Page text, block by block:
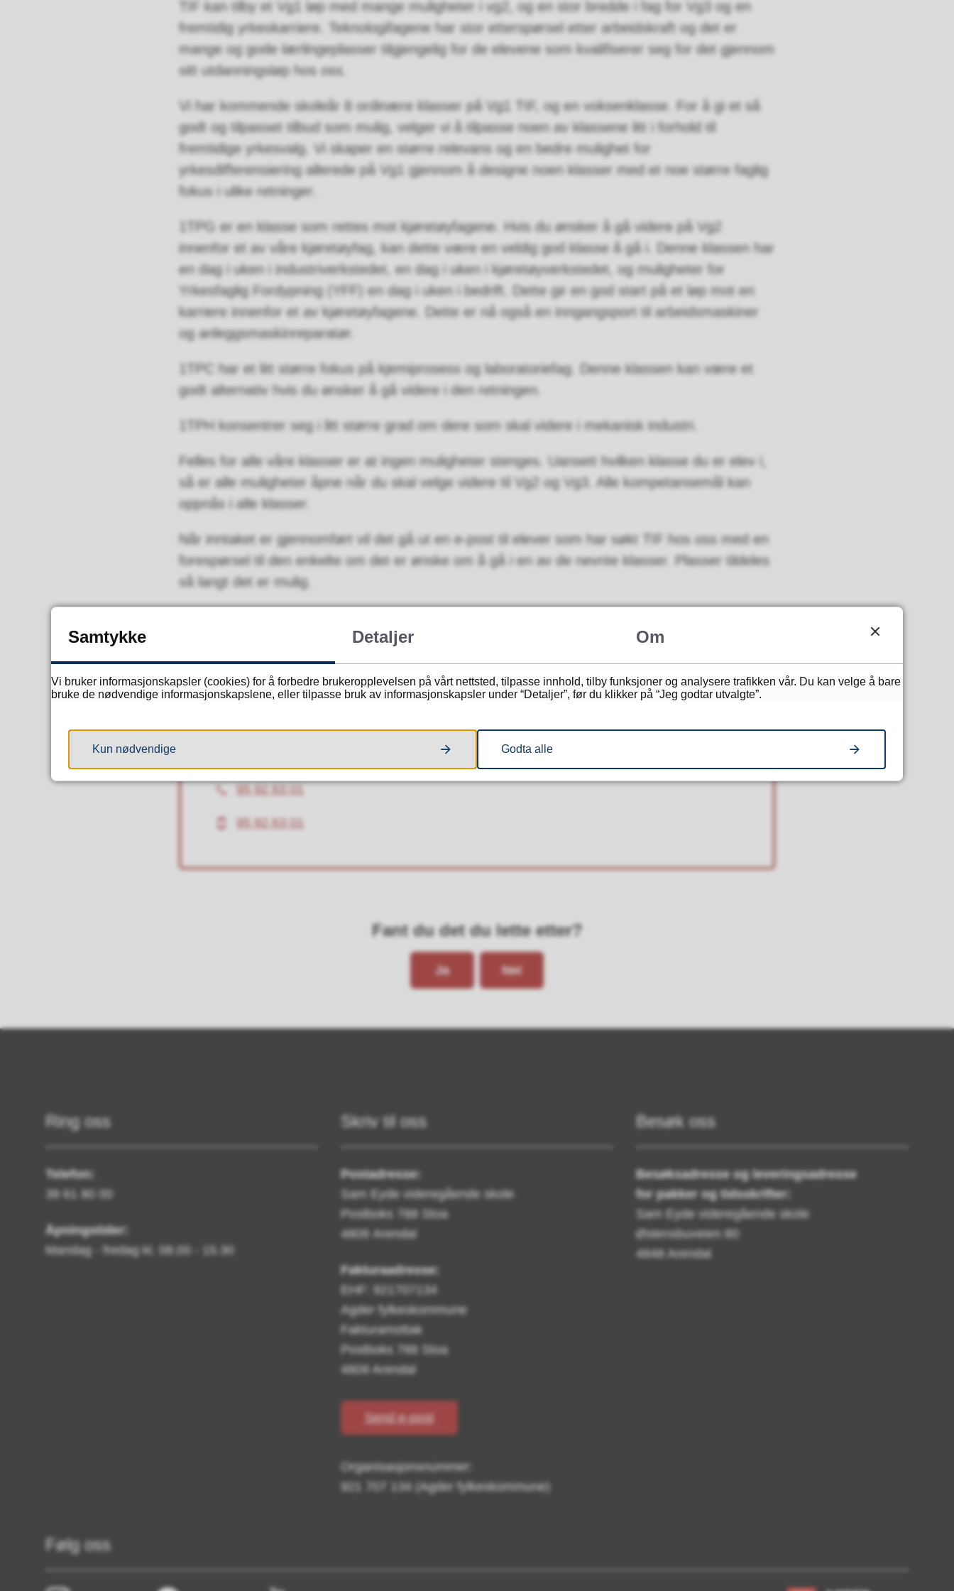
TIF kan tilby et Vg1 løp med mange muligheter i vg2, og en stor bredde i fag for Vg3 og en
fremtidig yrkeskarriere. Teknologifagene har stor etterspørsel etter arbeidskraft og det er
mange og gode lærlingeplasser tilgjengelig for de elevene som kvalifiserer seg for det gjennom
sitt utdanningsløp hos oss.
Vi har kommende skoleår 8 ordinære klasser på Vg1 TIF, og en voksenklasse. For å gi et så
godt og tilpasset tilbud som mulig, velger vi å tilpasse noen av klassene litt i forhold til
fremtidige yrkesvalg. Vi skaper en større relevans og en bedre mulighet for
yrkesdifferensiering allerede på Vg1 gjennom å designe noen klasser med et noe større faglig
fokus i ulike retninger.
1TPG er en klasse som rettes mot kjøretøyfagene. Hvis du ønsker å gå videre på Vg2
innenfor et av våre kjøretøyfag, kan dette være en veldig god klasse å gå i. Denne klassen har
en dag i uken i industriverkstedet, en dag i uken i kjøretøyverkstedet, og muligheter for
Yrkesfaglig Fordypning (YFF) en dag i uken i bedrift. Dette gir en god start på et løp mot en
karriere innenfor et av kjøretøyfagene. Dette er nå også en inngangsport til arbeidsmaskiner
og anleggsmaskinreparatør.
1TPC har et litt større fokus på kjemiprosess og laboratoriefag. Denne klassen kan være et
godt alternativ hvis du ønsker å gå videre i den retningen.
1TPH konsentrer seg i litt større grad om dere som skal videre i mekanisk industri.
Felles for alle våre klasser er at ingen muligheter stenges. Uansett hvilken klasse du er elev i,
så er alle muligheter åpne når du skal velge videre til Vg2 og Vg3. Alle kompetansemål kan
oppnås i alle klasser.
Når inntaket er gjennomført vil det gå ut en e-post til elever som har søkt TIF hos oss med en
forespørsel til den enkelte om det er ønske om å gå i en av de nevnte klasser. Plasser tildeles
så langt det er mulig.
Ole Henrik Heidenberg
E-
post
ole.henrik.heidenberg@sameyde.vgs.no
Telefon
Mobil
95 92 63 01
Fant du det du lette etter?
Ja Nei
Ring oss
Telefon:
38 61 80 00
Åpningstider:
Mandag - fredag kl. 08.00 - 15.30
Skriv til oss
Postadresse:
Sam Eyde videregående skole
Postboks 788 Stoa
4809 Arendal
Fakturaadresse:
EHF: 921707134
Agder fylkeskommune
Fakturamottak
Postboks 788 Stoa
4809 Arendal
Send e-post
Organisasjonsnummer:
921 707 134 (Agder fylkeskommune)
Besøk oss
Besøksadresse og leveringsadresse
for pakker og tidsskrifter:
Sam Eyde videregående skole
Østensbuveien 80
4848 Arendal
Følg oss
Samtykke Detaljer Om
Vi bruker informasjonskapsler (cookies) for å forbedre brukeropplevelsen på vårt nettsted, tilpasse innhold, tilby funksjoner og analysere trafikken vår. Du kan velge å bare
bruke de nødvendige informasjonskapslene, eller tilpasse bruk av informasjonskapsler under “Detaljer”, før du klikker på “Jeg godtar utvalgte”.
Kun nødvendige Godta alle